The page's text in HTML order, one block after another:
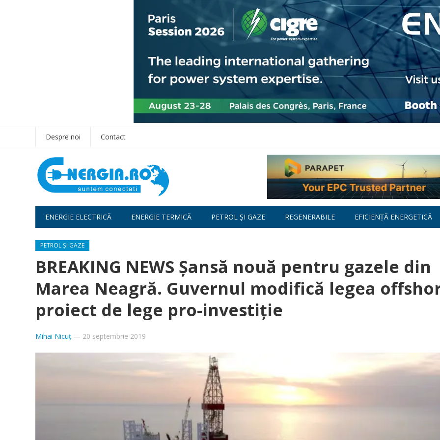
Despre noi Contact
ENERGIE ELECTRICĂ ENERGIE TERMICĂ PETROL ȘI GAZE REGENERABILE EFICIENȚĂ ENERGETICĂ
PETROL ȘI GAZE
BREAKING NEWS Șansă nouă pentru gazele din
Marea Neagră. Guvernul modifică legea
proiect de lege pro-investiție
Mihai Nicuț — 20 septembrie 2019